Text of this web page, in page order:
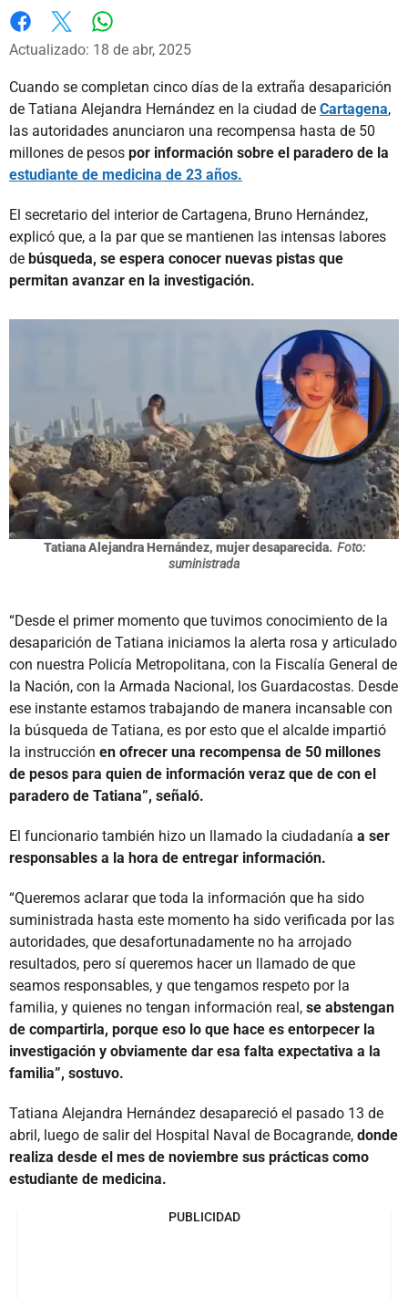
Facebook
X
Actualizado: 18 de abr, 2025
Cuando se completan cinco días de la extraña desaparición
de Tatiana Alejandra Hernández en la ciudad de Cartagena,
las autoridades anunciaron una recompensa hasta de 50
millones de pesos por información sobre el paradero de la
estudiante de medicina de 23 años.
El secretario del interior de Cartagena, Bruno Hernández,
explicó que, a la par que se mantienen las intensas labores
de búsqueda, se espera conocer nuevas pistas que
permitan avanzar en la investigación.
Tatiana Alejandra Hernández, mujer desaparecida. Foto:
suministrada
“Desde el primer momento que tuvimos conocimiento de la
desaparición de Tatiana iniciamos la alerta rosa y articulado
con nuestra Policía Metropolitana, con la Fiscalía General de
la Nación, con la Armada Nacional, los Guardacostas. Desde
ese instante estamos trabajando de manera incansable con
la búsqueda de Tatiana, es por esto que el alcalde impartió
la instrucción en ofrecer una recompensa de 50 millones
de pesos para quien de información veraz que de con el
paradero de Tatiana”, señaló.
El funcionario también hizo un llamado la ciudadanía a ser
responsables a la hora de entregar información.
“Queremos aclarar que toda la información que ha sido
suministrada hasta este momento ha sido verificada por las
autoridades, que desafortunadamente no ha arrojado
resultados, pero sí queremos hacer un llamado de que
seamos responsables, y que tengamos respeto por la
familia, y quienes no tengan información real, se abstengan
de compartirla, porque eso lo que hace es entorpecer la
investigación y obviamente dar esa falta expectativa a la
familia”, sostuvo.
Tatiana Alejandra Hernández desapareció el pasado 13 de
abril, luego de salir del Hospital Naval de Bocagrande, donde
realiza desde el mes de noviembre sus prácticas como
estudiante de medicina.
PUBLICIDAD